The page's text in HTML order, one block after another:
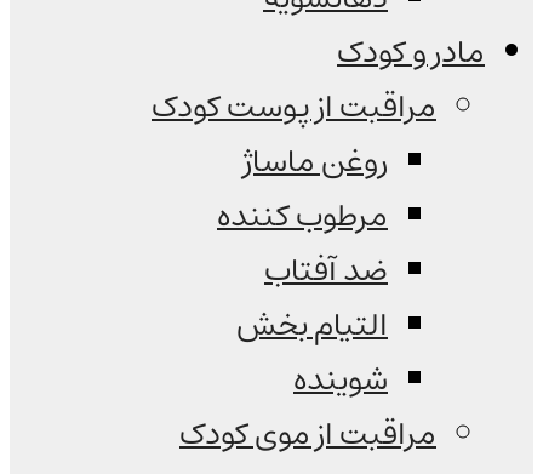
مادر و کودک
مراقبت از پوست کودک
روغن ماساژ
مرطوب کننده
ضد آفتاب
التیام بخش
شوینده
مراقبت از موی کودک